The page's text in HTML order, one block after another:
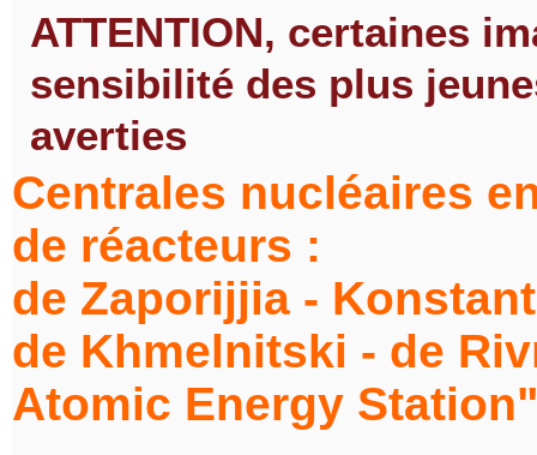
ATTENTION, certaines
sensibilité des plus
averties
Centrales nucléaires
de réacteurs :
de Zaporijjia -
de Khmelnitski - de
Atomic Energy